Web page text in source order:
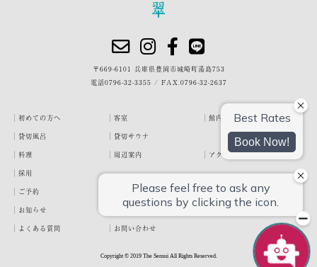
〒669-6101 兵庫県豊岡市城崎町湯島753
電話0796-32-3355 / FAX.0796-32-2637
初めての方へ 客室
館内・施設
貸切風呂
貸切サウナ
料理
周辺案内
アクセス
採用
ご予約
宿泊約款
プライバシーポリシー
お知らせ
お客様の声
泉翠ブログ
よくある質問
お問い合わせ
Copyright © 2019 The Sensui All Rights Reserved.